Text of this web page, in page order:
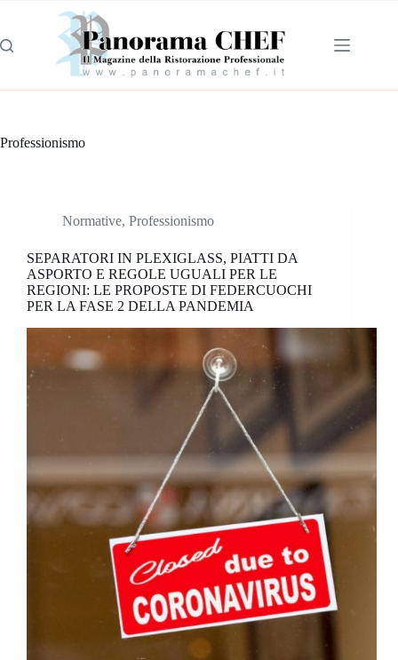
Professionismo
Normative, Professionismo
SEPARATORI IN PLEXIGLASS, PIATTI DA
ASPORTO E REGOLE UGUALI PER LE
REGIONI: LE PROPOSTE DI FEDERCUOCHI
PER LA FASE 2 DELLA PANDEMIA